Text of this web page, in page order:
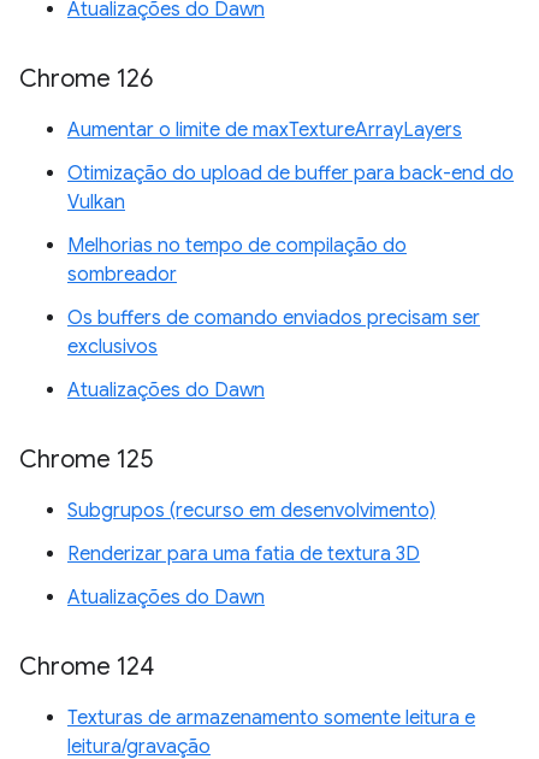
Atualizações do Dawn
Chrome 126
Aumentar o limite de maxTextureArrayLayers
Otimização do upload de buffer para back-end do
Vulkan
Melhorias no tempo de compilação do
sombreador
Os buffers de comando enviados precisam ser
exclusivos
Atualizações do Dawn
Chrome 125
Subgrupos (recurso em desenvolvimento)
Renderizar para uma fatia de textura 3D
Atualizações do Dawn
Chrome 124
Texturas de armazenamento somente leitura e
leitura/gravação